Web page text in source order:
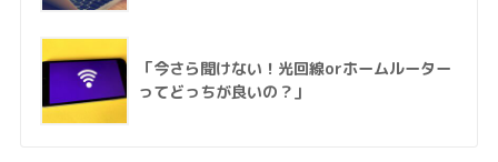
「今さら聞けない！光回線orホームルーター
ってどっちが良いの？」